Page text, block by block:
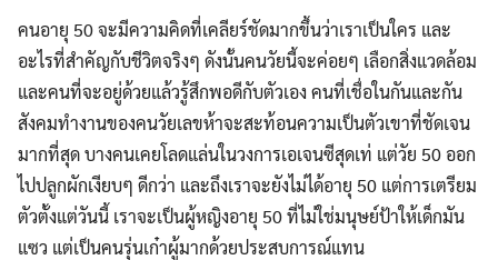
คนอายุ 50 จะมีความคิดที่เคลียร์ชัดมากขึ้นว่าเราเป็นใคร และ
อะไรที่สำคัญกับชีวิตจริงๆ ดังนั้นคนวัยนี้จะค่อยๆ เลือกสิ่งแวดล้อม
และคนที่จะอยู่ด้วยแล้วรู้สึกพอดีกับตัวเอง คนที่เชื่อในกันและกัน
สังคมทำงานของคนวัยเลขห้าจะสะท้อนความเป็นตัวเขาที่ชัดเจน
มากที่สุด บางคนเคยโลดแล่นในวงการเอเจนซีสุดเท่ แต่วัย 50 ออก
ไปปลูกผักเงียบๆ ดีกว่า และถึงเราจะยังไม่ได้อายุ 50 แต่การเตรียม
ตัวตั้งแต่วันนี้ เราจะเป็นผู้หญิงอายุ 50 ที่ไม่ใช่มนุษย์ป้าให้เด็กมัน
แซว แต่เป็นคนรุ่นเก๋าผู้มากด้วยประสบการณ์แทน